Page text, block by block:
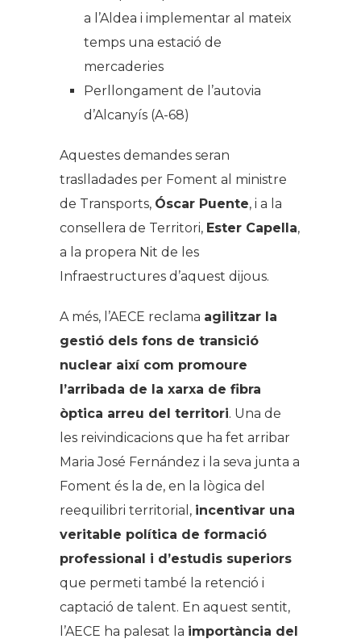
a l’Aldea i implementar al mateix
temps una estació de
mercaderies
Perllongament de l’autovia
d’Alcanyís (A-68)
Aquestes demandes seran
traslladades per Foment al ministre
de Transports, Óscar Puente, i a la
consellera de Territori, Ester Capella,
a la propera Nit de les
Infraestructures d’aquest dijous.
A més, l’AECE reclama agilitzar la
gestió dels fons de transició
nuclear així com promoure
l’arribada de la xarxa de fibra
òptica arreu del territori. Una de
les reivindicacions que ha fet arribar
Maria José Fernández i la seva junta a
Foment és la de, en la lògica del
reequilibri territorial, incentivar una
veritable política de formació
professional i d’estudis superiors
que permeti també la retenció i
captació de talent. En aquest sentit,
l’AECE ha palesat la importància del